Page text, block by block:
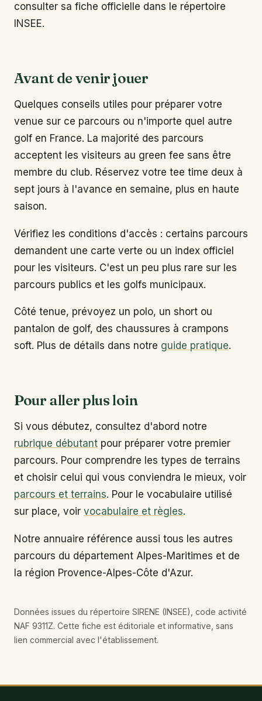
consulter sa fiche officielle dans le répertoire
INSEE.
Avant de venir jouer
Quelques conseils utiles pour préparer votre
venue sur ce parcours ou n'importe quel autre
golf en France. La majorité des parcours
acceptent les visiteurs au green fee sans être
membre du club. Réservez votre tee time deux à
sept jours à l'avance en semaine, plus en haute
saison.
Vérifiez les conditions d'accès : certains parcours
demandent une carte verte ou un index officiel
pour les visiteurs. C'est un peu plus rare sur les
parcours publics et les golfs municipaux.
Côté tenue, prévoyez un polo, un short ou
pantalon de golf, des chaussures à crampons
soft. Plus de détails dans notre guide pratique.
Pour aller plus loin
Si vous débutez, consultez d'abord notre
rubrique débutant pour préparer votre premier
parcours. Pour comprendre les types de terrains
et choisir celui qui vous conviendra le mieux, voir
parcours et terrains. Pour le vocabulaire utilisé
sur place, voir vocabulaire et règles.
Notre annuaire référence aussi tous les autres
parcours du département Alpes-Maritimes et de
la région Provence-Alpes-Côte d'Azur.
Données issues du répertoire SIRENE (INSEE), code activité
NAF 9311Z. Cette fiche est éditoriale et informative, sans
lien commercial avec l'établissement.